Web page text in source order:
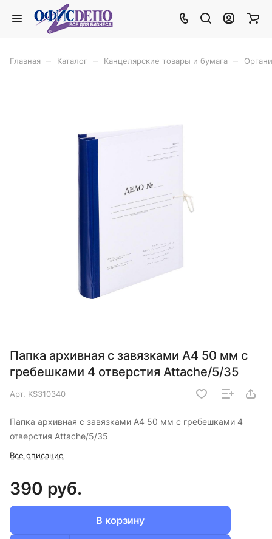
Главная Каталог Канцелярские товары и бумага
Папка архивная с завязками А4 50 мм с
гребешками 4 отверстия Attache/5/35
Арт. KS310340
Папка архивная с завязками А4 50 мм с гребешками 4
отверстия Attache/5/35
Все описание
390 руб.
В корзину